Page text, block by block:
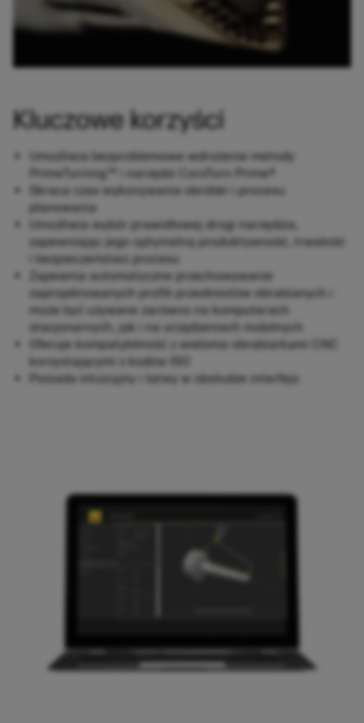
Kluczowe korzyści
Umożliwia bezproblemowe wdrożenie metody
PrimeTurning™ i narzędzi CoroTurn Prime®
Skraca czas wykonywania obróbki i procesu
planowania
Umożliwia wybór prawidłowej drogi narzędzia,
zapewniając jego optymalną produktywność, trwałość
i bezpieczeństwo procesu
Zapewnia automatyczne przechowywanie
zaprojektowanych profili przedmiotów obrabianych i
może być używane zarówno na komputerach
stacjonarnych, jak i na urządzeniach mobilnych
Oferuje kompatybilność z wieloma obrabiarkami CNC
korzystającymi z kodów ISO
Posiada intuicyjny i łatwy w obsłudze interfejs